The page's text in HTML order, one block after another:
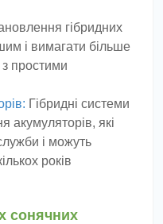
гібридних
і вимагати більше
з простими
Гібридні системи
акумуляторів, які
і можуть
років
сонячних